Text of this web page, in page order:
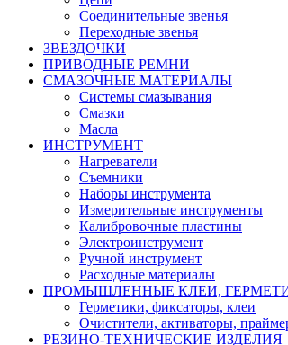
Соединительные звенья
Переходные звенья
ЗВЕЗДОЧКИ
ПРИВОДНЫЕ РЕМНИ
СМАЗОЧНЫЕ МАТЕРИАЛЫ
Системы смазывания
Смазки
Масла
ИНСТРУМЕНТ
Нагреватели
Съемники
Наборы инструмента
Измерительные инструменты
Калибровочные пластины
Электроинструмент
Ручной инструмент
Расходные материалы
ПРОМЫШЛЕННЫЕ КЛЕИ,
Герметики, фиксаторы, клеи
Очистители, активаторы,
РЕЗИНО-ТЕХНИЧЕСКИЕ ИЗДЕЛИЯ